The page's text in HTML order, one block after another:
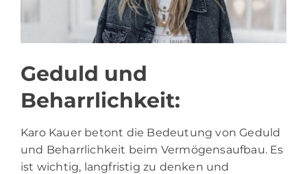
Geduld und
Beharrlichkeit:
Karo Kauer betont die Bedeutung von Geduld
und Beharrlichkeit beim Vermögensaufbau. Es
ist wichtig, langfristig zu denken und